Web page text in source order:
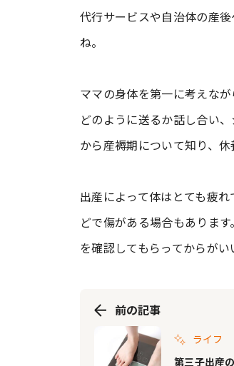
代行サービスや自治体の産
ね。
ママの身体を第一に考えな
どのように送るか話し合い
から産褥期について知り、
出産によって体はとても疲
どで傷がある場合もありま
を確認してもらってからがい
前の記事
ライフ
第三子出産